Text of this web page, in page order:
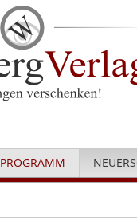
PROGRAMM